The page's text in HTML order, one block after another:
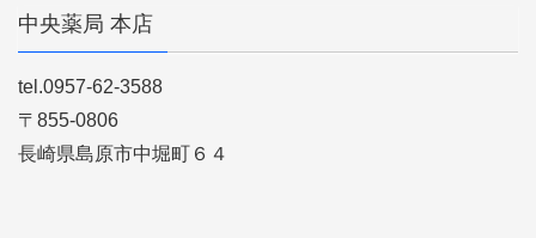
中央薬局 本店
tel.0957-62-3588
〒855-0806
長崎県島原市中堀町６４